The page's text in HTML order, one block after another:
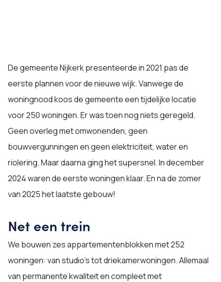
De gemeente Nijkerk presenteerde in 2021 pas de
eerste plannen voor de nieuwe wijk. Vanwege de
woningnood koos de gemeente een tijdelijke locatie
voor 250 woningen. Er was toen nog niets geregeld.
Geen overleg met omwonenden, geen
bouwvergunningen en geen elektriciteit, water en
riolering. Maar daarna ging het supersnel. In december
2024 waren de eerste woningen klaar. En na de zomer
van 2025 het laatste gebouw!
Net een trein
We bouwen zes appartementenblokken met 252
woningen: van studio’s tot driekamerwoningen. Allemaal
van permanente kwaliteit en compleet met